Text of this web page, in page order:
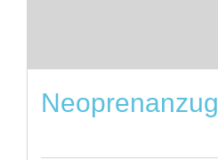
Neoprenanzug